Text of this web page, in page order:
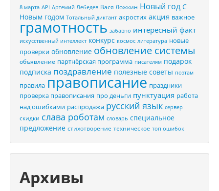
8 марта API Артемий Лебедев Вася Ложкин Новый год С
Новым годом Тотальный диктант акростих акция важное
грамотность забавно интересный факт
искусственный интеллект конкурс космос литература новые
проверки обновление обновление системы
объявление партнёрская программа писателям подарок
подписка поздравление полезные советы поэтам
правила правописание праздники
проверка правописания про деньги пунктуация работа
над ошибками распродажа русский язык сервер
скидки слава роботам словарь специальное
предложение стихотворение техническое топ ошибок
Архивы